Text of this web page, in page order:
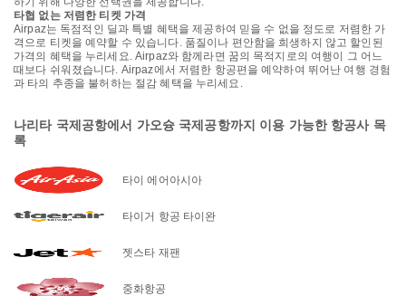
타협 없는 저렴한 티켓 가격
Airpaz는 독점적인 딜과 특별 혜택을 제공하여 믿을 수 없을 정도로 저렴한 가
격으로 티켓을 예약할 수 있습니다. 품질이나 편안함을 희생하지 않고 할인된
가격의 혜택을 누리세요. Airpaz와 함께라면 꿈의 목적지로의 여행이 그 어느
때보다 쉬워졌습니다. Airpaz에서 저렴한 항공편을 예약하여 뛰어난 여행 경험
과 타의 추종을 불허하는 절감 혜택을 누리세요.
나리타 국제공항에서 가오슝 국제공항까지 이용 가능한 항공사 목
록
타이 에어아시아
타이거 항공 타이완
젯스타 재팬
중화항공